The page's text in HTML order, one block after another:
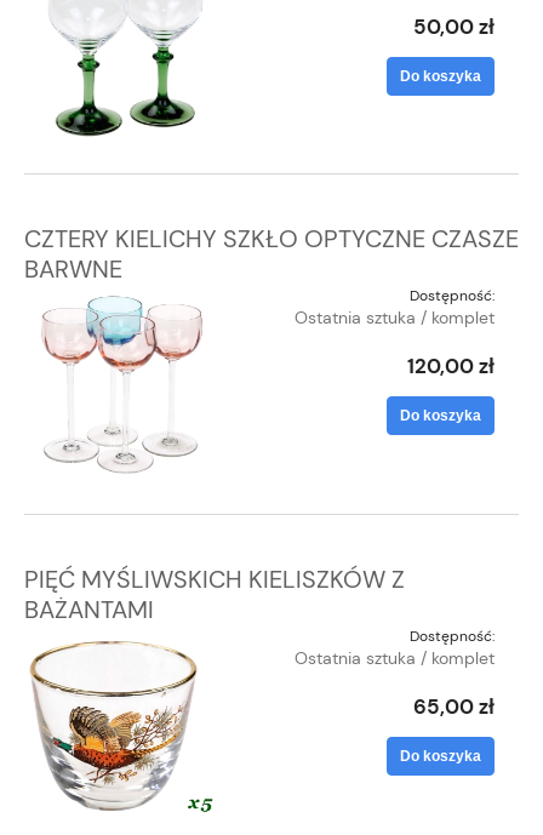
50,00 zł
Do koszyka
CZTERY KIELICHY SZKŁO OPTYCZNE CZASZE
BARWNE
Dostępność:
Ostatnia sztuka / komplet
120,00 zł
Do koszyka
PIĘĆ MYŚLIWSKICH KIELISZKÓW Z
BAŻANTAMI
Dostępność:
Ostatnia sztuka / komplet
65,00 zł
Do koszyka